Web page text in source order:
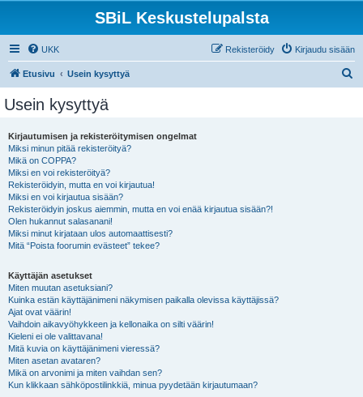
SBiL Keskustelupalsta
UKK Kirjaudu sisään
Rekisteröidy
Etusivu Usein kysyttyä
Usein kysyttyä
Kirjautumisen ja rekisteröitymisen ongelmat
Miksi minun pitää rekisteröityä?
Mikä on COPPA?
Miksi en voi rekisteröityä?
Rekisteröidyin, mutta en voi kirjautua!
Miksi en voi kirjautua sisään?
Rekisteröidyin joskus aiemmin, mutta en voi enää kirjautua sisään?!
Olen hukannut salasanani!
Miksi minut kirjataan ulos automaattisesti?
Mitä “Poista foorumin evästeet” tekee?
Käyttäjän asetukset
Miten muutan asetuksiani?
Kuinka estän käyttäjänimeni näkymisen paikalla olevissa käyttäjissä?
Ajat ovat väärin!
Vaihdoin aikavyöhykkeen ja kellonaika on silti väärin!
Kieleni ei ole valittavana!
Mitä kuvia on käyttäjänimeni vieressä?
Miten asetan avataren?
Mikä on arvonimi ja miten vaihdan sen?
Kun klikkaan sähköpostilinkkiä, minua pyydetään kirjautumaan?